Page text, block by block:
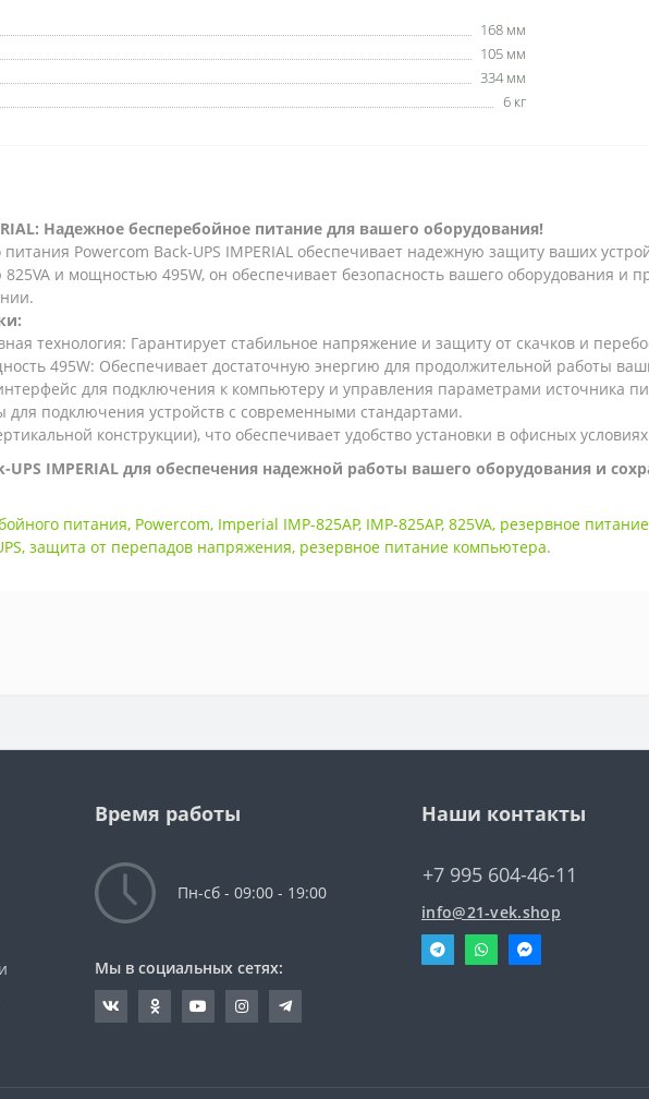
168 мм
105 мм
334 мм
6 кг
Надежное бесперебойное питание для вашего оборудования!
Powercom Back-UPS IMPERIAL обеспечивает надежную защиту ваших
825VA и мощностью 495W, он обеспечивает безопасность вашего оборудования
технология: Гарантирует стабильное напряжение и защиту от скачков и
495W: Обеспечивает достаточную энергию для продолжительной работы
для подключения к компьютеру и управления параметрами источника
для подключения устройств с современными стандартами.
конструкции), что обеспечивает удобство установки в офисных
UPS IMPERIAL для обеспечения надежной работы вашего оборудования и
питания, Powercom, Imperial IMP-825AP, IMP-825AP, 825VA, резервное питание
, защита от перепадов напряжения, резервное питание компьютера.
Время работы
Пн-сб - 09:00 - 19:00
Мы в социальных сетях:
Наши контакты
+7 995 604-46-11
info@21-vek.shop